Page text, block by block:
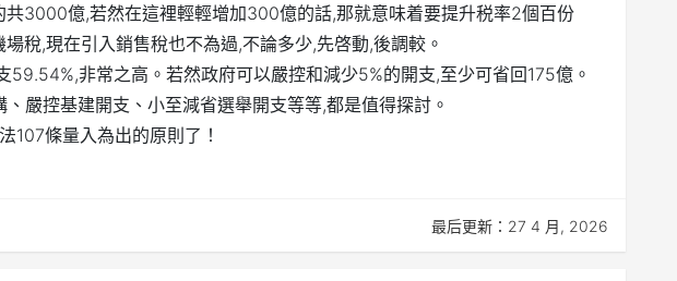
3000億,若然在這裡輕輕增加300億的話,那就意味着要提升税率2個百份
稅,現在引入銷售稅也不為過,不論多少,先啓動,後調較。
非常之高。若然政府可以嚴控和減少5%的開支,至少可省回175億。
嚴控基建開支、小至減省選舉開支等等,都是值得探討。
107條量入為出的原則了！
最后更新：27 4 月, 2026